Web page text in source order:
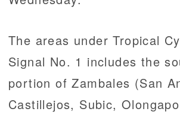
The areas under Tropical
Signal No. 1 includes the
portion of Zambales (San
Castillejos, Subic,